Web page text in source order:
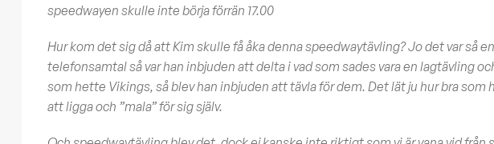
speedwayen skulle inte börja förrän 17.00
Hur kom det sig då att Kim skulle få åka denna speedwaytävling? Jo det var så
telefonsamtal så var han inbjuden att delta i vad som sades vara en lagtävling
som hette Vikings, så blev han inbjuden att tävla för dem. Det lät ju hur bra
att ligga och ”mala” för sig själv.